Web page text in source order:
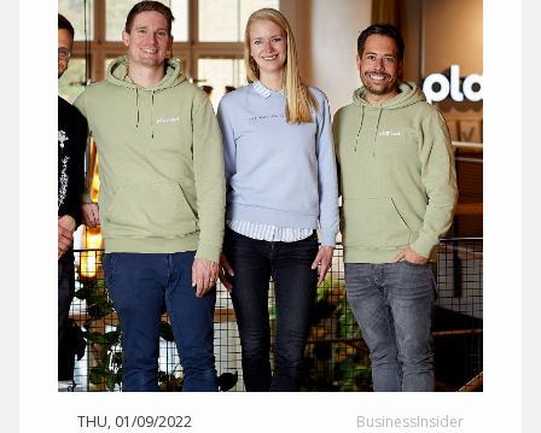
THU, 01/09/2022 BusinessInsider